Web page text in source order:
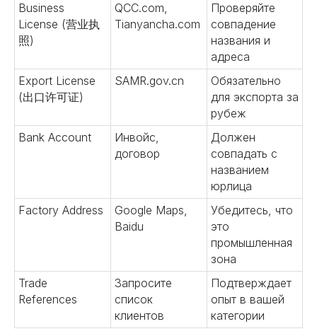
Business
License (营业执
照)
QCC.com,
Tianyancha.com
Проверяйте
совпадение
названия и
адреса
Export License
(出口许可证)
SAMR.gov.cn
Обязательно
для экспорта за
рубеж
Bank Account
Инвойс,
договор
Должен
совпадать с
названием
юрлица
Factory Address
Google Maps,
Baidu
Убедитесь, что
это
промышленная
зона
Trade
References
Запросите
список
клиентов
Подтверждает
опыт в вашей
категории